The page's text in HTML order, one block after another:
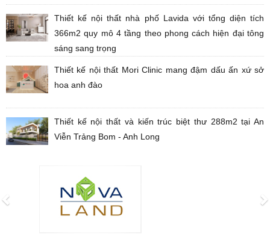
Thiết kế nội thất nhà phố Lavida với tổng diện tích
366m2 quy mô 4 tầng theo phong cách hiện đại tông
sáng sang trọng
Thiết kế nội thất Mori Clinic mang đậm dấu ấn xứ sở
hoa anh đào
Thiết kế nội thất và kiến trúc biệt thư 288m2 tại An
Viễn Trảng Bom - Anh Long